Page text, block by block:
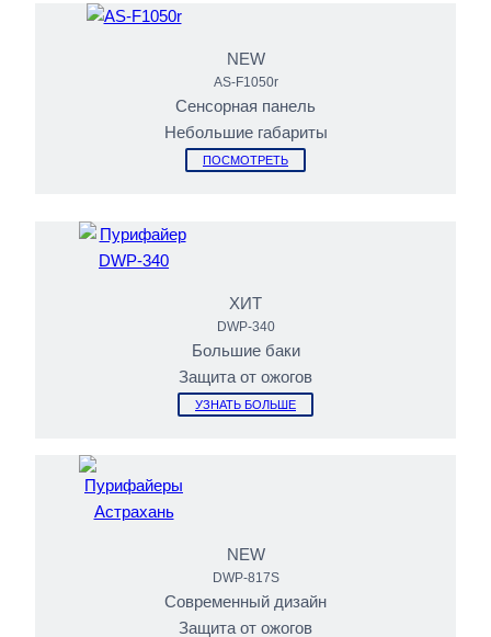
NEW
AS-F1050r
Сенсорная панель
Небольшие габариты
ПОСМОТРЕТЬ
ХИТ
DWP-340
Большие баки
Защита от ожогов
УЗНАТЬ БОЛЬШЕ
NEW
DWP-817S
Современный дизайн
Защита от ожогов